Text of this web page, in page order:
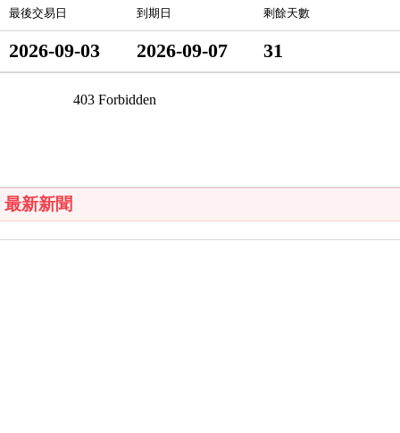
最後交易日 到期日 剩餘天數
2026-09-03 2026-09-07 31
最新新聞